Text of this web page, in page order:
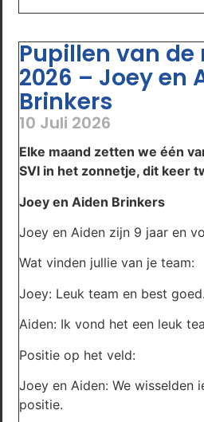
Pupillen van
2026 – Joey en
Brinkers
10 Juli 2026
Elke maand zetten we één
SVI in het zonnetje, dit keer
Joey en Aiden Brinkers
Joey en Aiden zijn 9 jaar en
Wat vinden jullie van je team:
Joey: Leuk team en best goed.
Aiden: Ik vond het een leuk
Positie op het veld:
Joey en Aiden: We wisselden
positie.